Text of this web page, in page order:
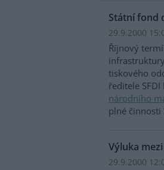
Státní fond
29.9.2000
Říjnový
tiskového
ředitele
národního
plné činnosti
Výluka
29.9.2000